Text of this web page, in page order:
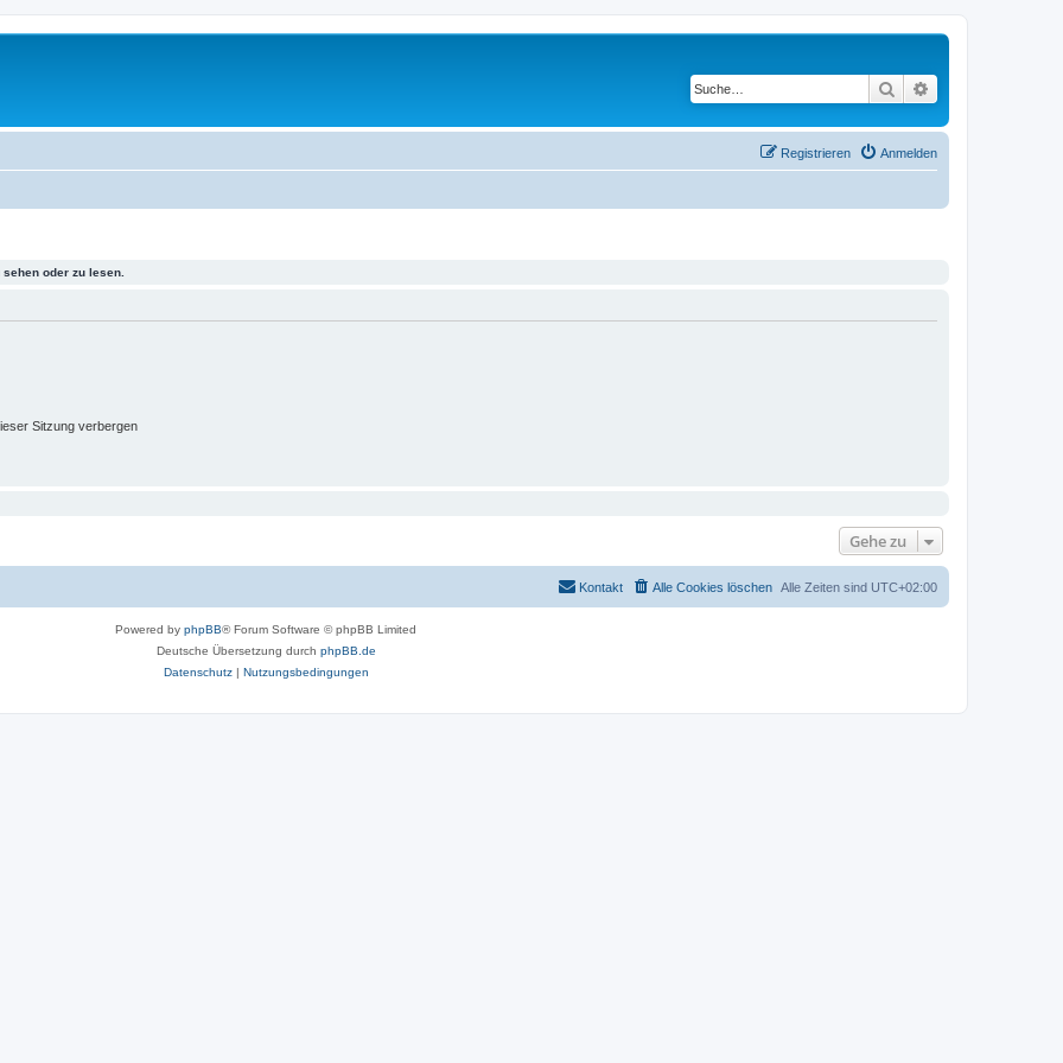
Suche
Anmelden
Registrieren
oder zu lesen.
Sitzung verbergen
Gehe zu
Alle Zeiten sind UTC+02:00
Alle Cookies löschen
Kontakt
Powered by phpBB® Forum Software © phpBB Limited
Deutsche Übersetzung durch phpBB.de
Datenschutz| Nutzungsbedingungen